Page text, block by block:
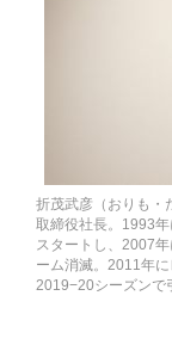
折茂武彦（おりも・
取締役社長。1993
スタートし、2007
ーム消滅。2011年
2019−20シーズンで